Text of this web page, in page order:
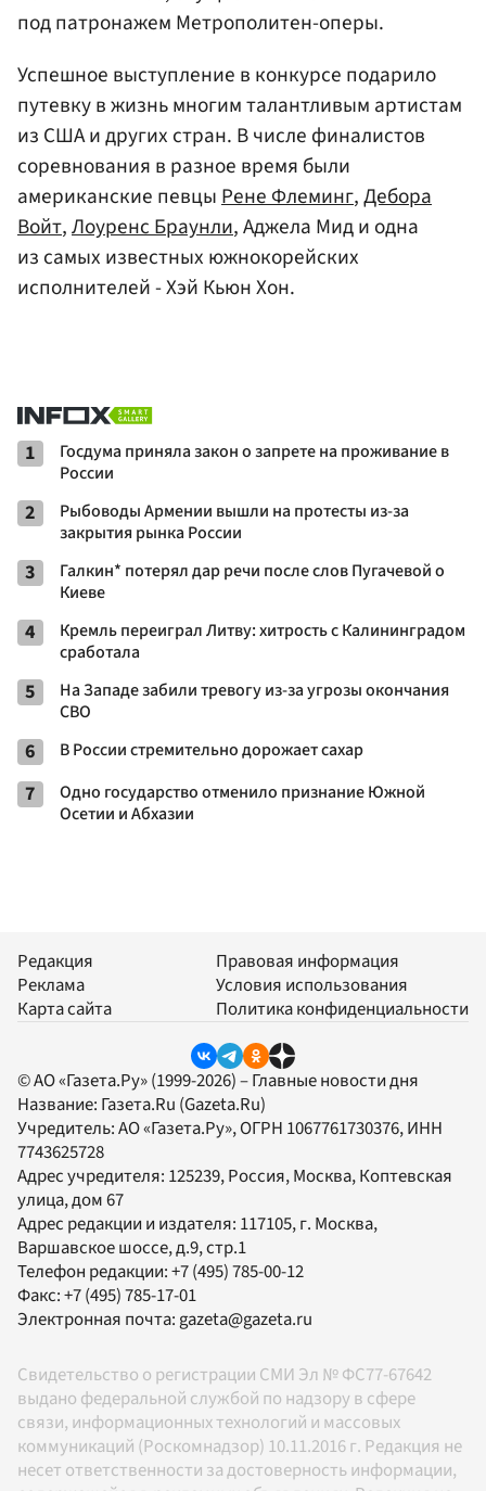
под патронажем Метрополитен-оперы.
Успешное выступление в конкурсе подарило
путевку в жизнь многим талантливым артистам
из США и других стран. В числе финалистов
соревнования в разное время были
американские певцы Рене Флеминг,Дебора
Войт,Лоуренс Браунли, Аджела Мид и одна
из самых известных южнокорейских
исполнителей - Хэй Кьюн Хон.
1
Госдума приняла закон о запрете на проживание в
России
2
Рыбоводы Армении вышли на протесты из-за
закрытия рынка России
3
Галкин* потерял дар речи после слов Пугачевой о
Киеве
4
Кремль переиграл Литву: хитрость с Калининградом
сработала
5
На Западе забили тревогу из-за угрозы окончания
СВО
6 В России стремительно дорожает сахар
7
Одно государство отменило признание Южной
Осетии и Абхазии
Редакция
Реклама
Карта сайта
Правовая информация
Условия использования
Политика конфиденциальности
© АО «Газета.Ру» (1999-2026) – Главные новости дня
Название: Газета.Ru (Gazeta.Ru)
Учредитель:АО «Газета.Ру», ОГРН 1067761730376, ИНН
7743625728
Адрес учредителя: 125239, Россия, Москва, Коптевская
улица, дом 67
Адрес редакции и издателя: 117105, г. Москва,
Варшавское шоссе, д.9, стр.1
Телефон редакции:+7 (495) 785-00-12
Факс:+7 (495) 785-17-01
Электронная почта:gazeta@gazeta.ru
Свидетельство о регистрации СМИ Эл № ФС77-67642
выдано федеральной службой по надзору в сфере
связи, информационных технологий и массовых
коммуникаций (Роскомнадзор) 10.11.2016 г. Редакция не
несет ответственности за достоверность информации,